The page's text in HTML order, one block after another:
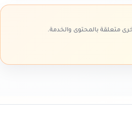
متعلقة بالمحتوى والخدمة.